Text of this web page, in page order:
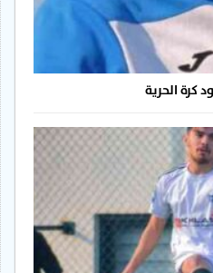
كرة الحرية